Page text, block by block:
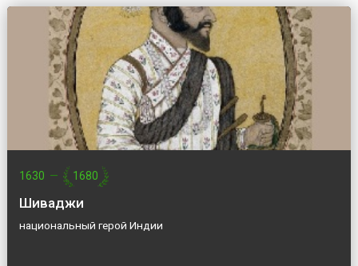
1630 — 1680
Шиваджи
национальный герой Индии